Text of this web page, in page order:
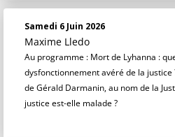
Samedi 6 Juin 2026
Maxime Lledo
Au programme : Mort de Lyhanna :
dysfonctionnement avéré de la justice
de Gérald Darmanin, au nom de la
justice est-elle malade ?